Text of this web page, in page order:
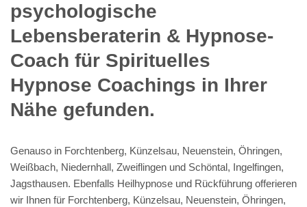
psychologische
Lebensberaterin & Hypnose-
Coach für Spirituelles
Hypnose Coachings in Ihrer
Nähe gefunden.
Genauso in Forchtenberg, Künzelsau, Neuenstein, Öhringen,
Weißbach, Niedernhall, Zweiflingen und Schöntal, Ingelfingen,
Jagsthausen. Ebenfalls Heilhypnose und Rückführung offerieren
wir Ihnen für Forchtenberg, Künzelsau, Neuenstein, Öhringen,